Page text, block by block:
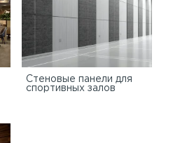
Стеновые панели для
спортивных залов